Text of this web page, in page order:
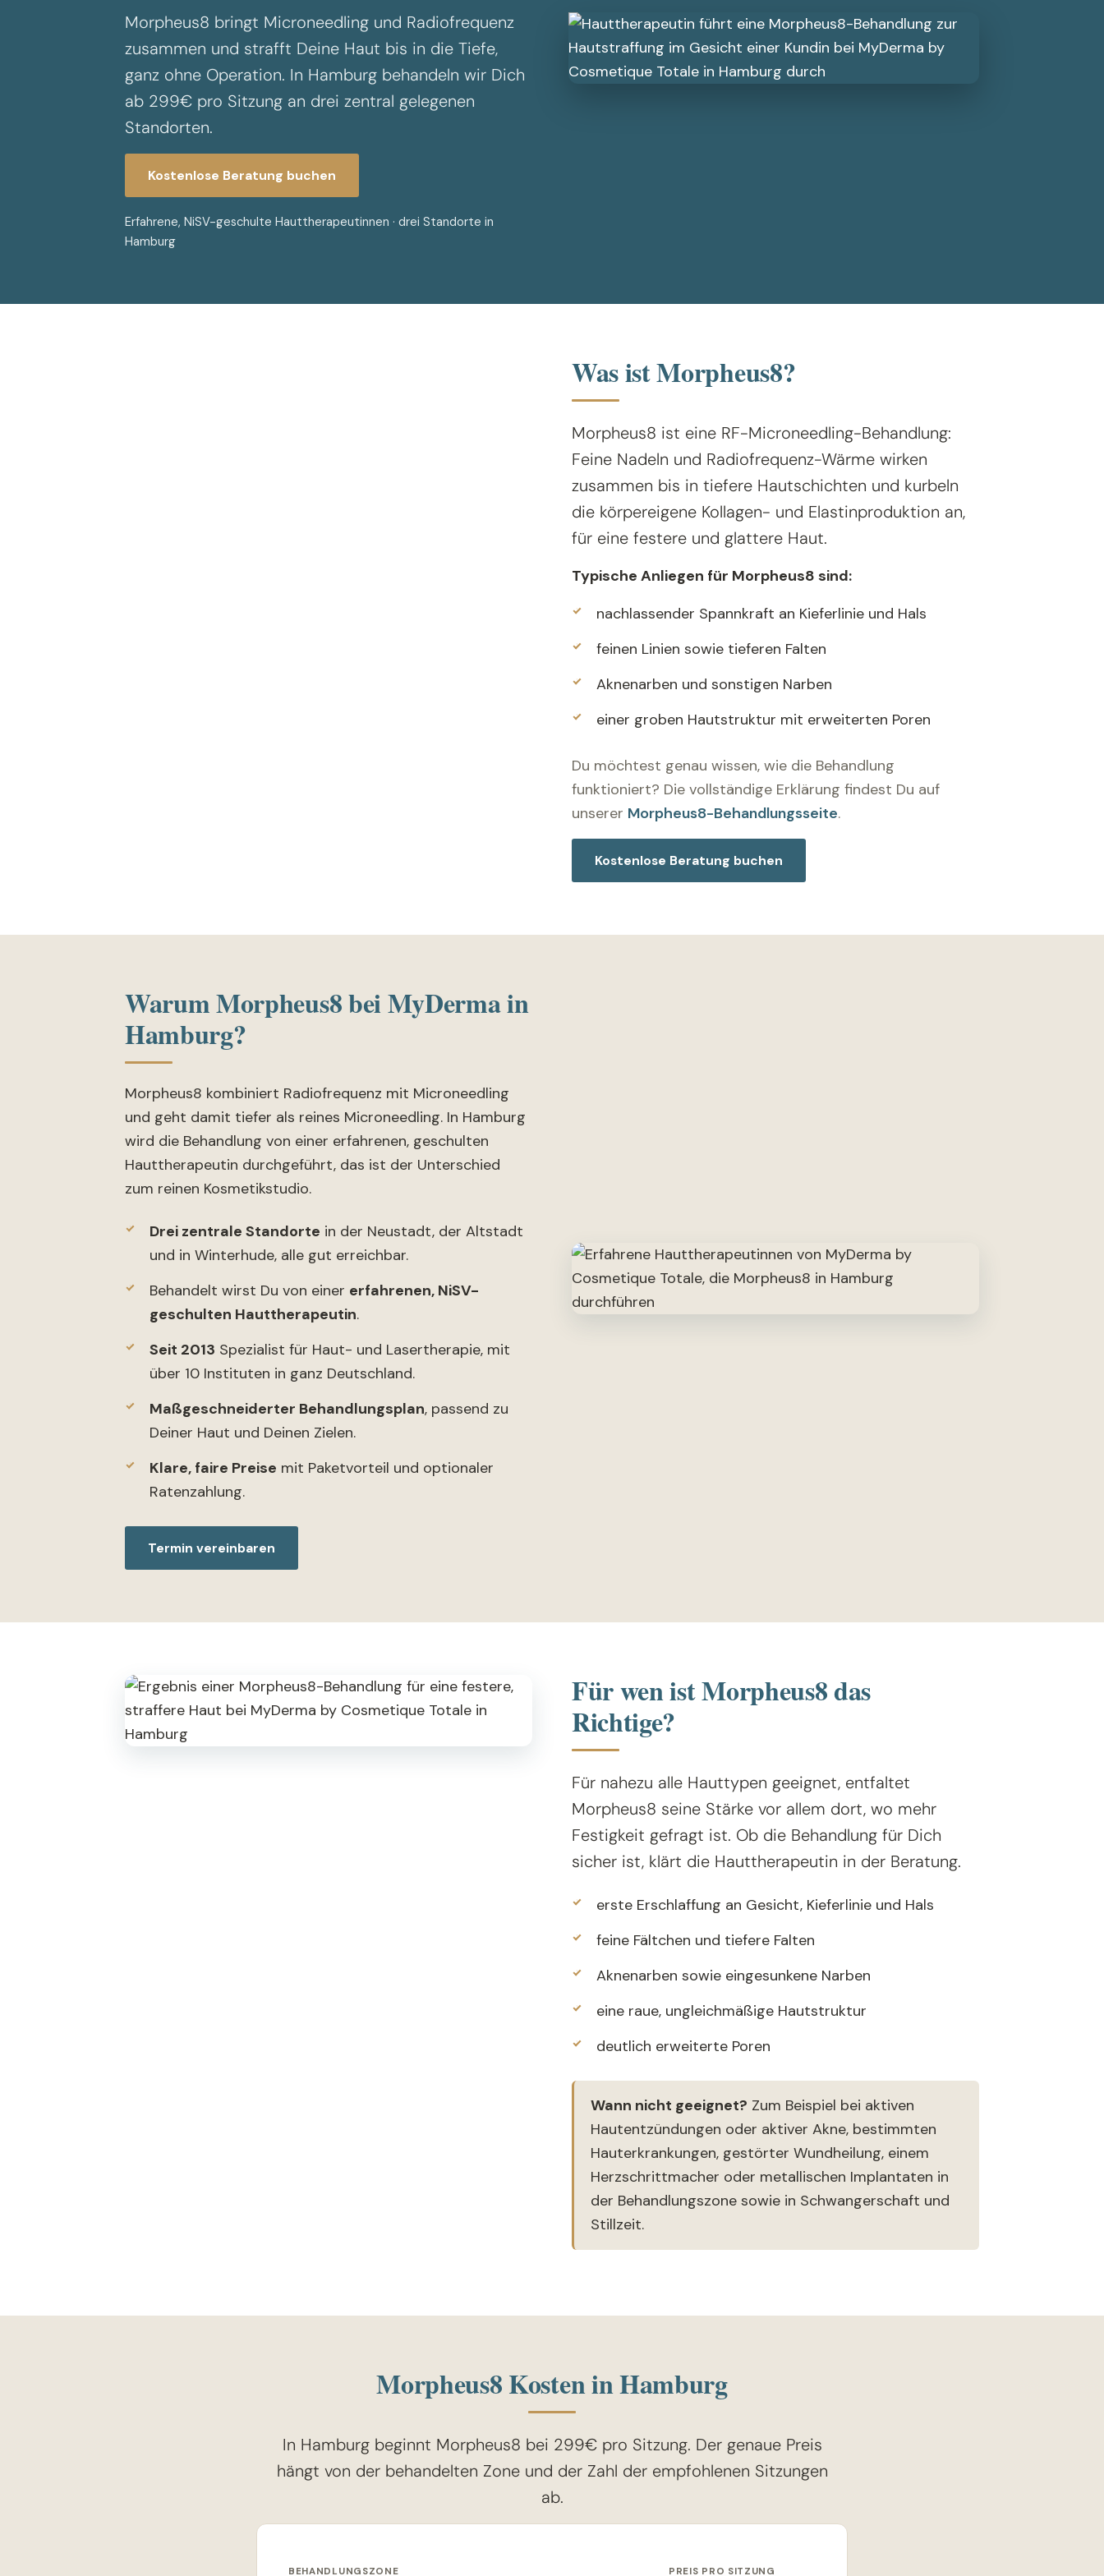
Hautverbesserung
OxyGeneo™ & TriPollar® RF
Injektionen
Laser Haarentfernung
Alle Behandlungen
Morpheus8 bringt Microneedling und Radiofrequenz
zusammen und strafft Deine Haut bis in die Tiefe,
ganz ohne Operation. In Hamburg behandeln wir Dich
ab 299€ pro Sitzung an drei zentral gelegenen
Standorten.
Kostenlose Beratung buchen
Erfahrene, NiSV-geschulte Hauttherapeutinnen · drei Standorte in
Hamburg
Was ist Morpheus8?
Morpheus8 ist eine RF-Microneedling-Behandlung:
Feine Nadeln und Radiofrequenz-Wärme wirken
zusammen bis in tiefere Hautschichten und kurbeln
die körpereigene Kollagen- und Elastinproduktion an,
für eine festere und glattere Haut.
Typische Anliegen für Morpheus8 sind:
nachlassender Spannkraft an Kieferlinie und Hals
feinen Linien sowie tieferen Falten
Aknenarben und sonstigen Narben
einer groben Hautstruktur mit erweiterten Poren
Du möchtest genau wissen, wie die Behandlung
funktioniert? Die vollständige Erklärung findest Du auf
unserer Morpheus8-Behandlungsseite.
Kostenlose Beratung buchen
Warum Morpheus8 bei MyDerma in
Hamburg?
Morpheus8 kombiniert Radiofrequenz mit Microneedling
und geht damit tiefer als reines Microneedling. In Hamburg
wird die Behandlung von einer erfahrenen, geschulten
Hauttherapeutin durchgeführt, das ist der Unterschied
zum reinen Kosmetikstudio.
Drei zentrale Standorte in der Neustadt, der Altstadt
und in Winterhude, alle gut erreichbar.
Behandelt wirst Du von einer erfahrenen, NiSV-
geschulten Hauttherapeutin.
Seit 2013 Spezialist für Haut- und Lasertherapie, mit
über 10 Instituten in ganz Deutschland.
Maßgeschneiderter Behandlungsplan, passend zu
Deiner Haut und Deinen Zielen.
Klare, faire Preise mit Paketvorteil und optionaler
Ratenzahlung.
Termin vereinbaren
Für wen ist Morpheus8 das
Richtige?
Für nahezu alle Hauttypen geeignet, entfaltet
Morpheus8 seine Stärke vor allem dort, wo mehr
Festigkeit gefragt ist. Ob die Behandlung für Dich
sicher ist, klärt die Hauttherapeutin in der Beratung.
erste Erschlaffung an Gesicht, Kieferlinie und Hals
feine Fältchen und tiefere Falten
Aknenarben sowie eingesunkene Narben
eine raue, ungleichmäßige Hautstruktur
deutlich erweiterte Poren
Wann nicht geeignet? Zum Beispiel bei aktiven
Hautentzündungen oder aktiver Akne, bestimmten
Hauterkrankungen, gestörter Wundheilung, einem
Herzschrittmacher oder metallischen Implantaten in
der Behandlungszone sowie in Schwangerschaft und
Stillzeit.
Morpheus8 Kosten in Hamburg
In Hamburg beginnt Morpheus8 bei 299€ pro Sitzung. Der genaue Preis
hängt von der behandelten Zone und der Zahl der empfohlenen Sitzungen
ab.
BEHANDLUNGSZONE PREIS PRO SITZUNG